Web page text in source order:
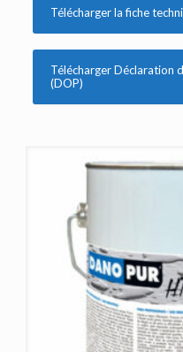
Télécharger la fiche
Télécharger Déclaration
(DOP)